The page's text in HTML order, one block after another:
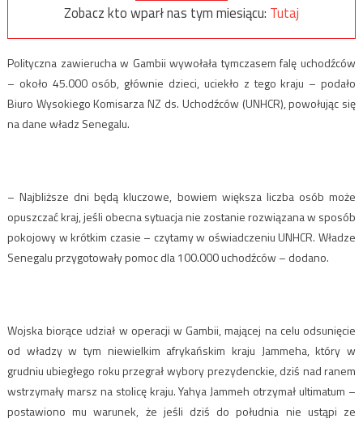
Zobacz kto wparł nas tym miesiącu: Tutaj
Polityczna zawierucha w Gambii wywołała tymczasem falę uchodźców
– około 45.000 osób, głównie dzieci, uciekło z tego kraju – podało
Biuro Wysokiego Komisarza NZ ds. Uchodźców (UNHCR), powołując się
na dane władz Senegalu.
– Najbliższe dni będą kluczowe, bowiem większa liczba osób może
opuszczać kraj, jeśli obecna sytuacja nie zostanie rozwiązana w sposób
pokojowy w krótkim czasie – czytamy w oświadczeniu UNHCR. Władze
Senegalu przygotowały pomoc dla 100.000 uchodźców – dodano.
Wojska biorące udział w operacji w Gambii, mającej na celu odsunięcie
od władzy w tym niewielkim afrykańskim kraju Jammeha, który w
grudniu ubiegłego roku przegrał wybory prezydenckie, dziś nad ranem
wstrzymały marsz na stolicę kraju. Yahya Jammeh otrzymał ultimatum –
postawiono mu warunek, że jeśli dziś do południa nie ustąpi ze